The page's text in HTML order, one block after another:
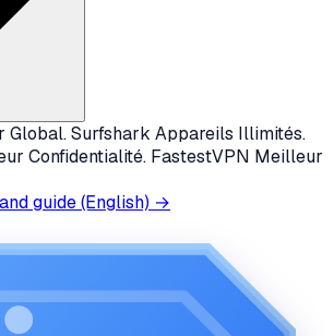
Global. Surfshark Appareils Illimités.
Confidentialité. FastestVPN Meilleur
guide (English) →